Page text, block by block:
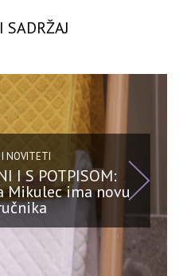
SADRŽAJ
NOVITETI
I S POTPISOM:
Mikulec ima novu